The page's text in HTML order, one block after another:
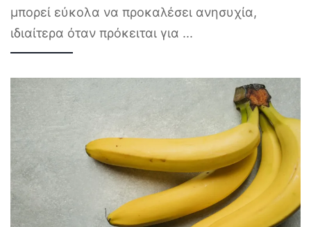
μπορεί εύκολα να προκαλέσει ανησυχία,
ιδιαίτερα όταν πρόκειται για ...